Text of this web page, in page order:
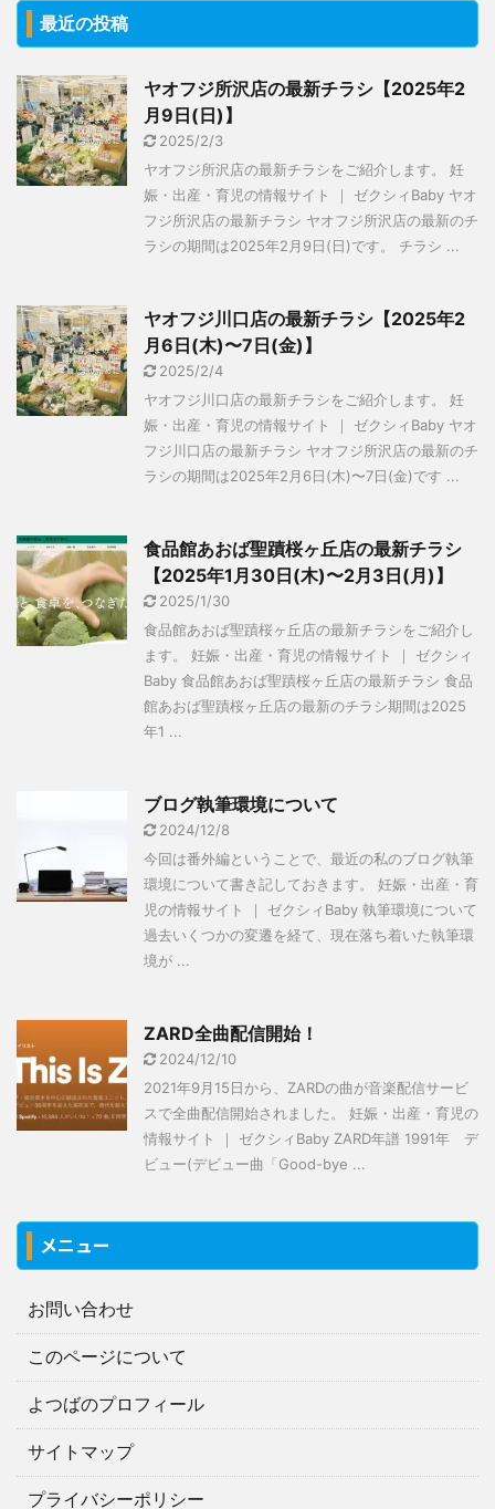
最近の投稿
ヤオフジ所沢店の最新チラシ【2025年2
月9日(日)】
2025/2/3
ヤオフジ所沢店の最新チラシをご紹介します。 妊
娠・出産・育児の情報サイト ｜ ゼクシィBaby ヤオ
フジ所沢店の最新チラシ ヤオフジ所沢店の最新のチ
ラシの期間は2025年2月9日(日)です。 チラシ ...
ヤオフジ川口店の最新チラシ【2025年2
月6日(木)〜7日(金)】
2025/2/4
ヤオフジ川口店の最新チラシをご紹介します。 妊
娠・出産・育児の情報サイト ｜ ゼクシィBaby ヤオ
フジ川口店の最新チラシ ヤオフジ所沢店の最新のチ
ラシの期間は2025年2月6日(木)〜7日(金)です ...
食品館あおば聖蹟桜ヶ丘店の最新チラシ
【2025年1月30日(木)〜2月3日(月)】
2025/1/30
食品館あおば聖蹟桜ヶ丘店の最新チラシをご紹介し
ます。 妊娠・出産・育児の情報サイト ｜ ゼクシィ
Baby 食品館あおば聖蹟桜ヶ丘店の最新チラシ 食品
館あおば聖蹟桜ヶ丘店の最新のチラシ期間は2025
年1 ...
ブログ執筆環境について
2024/12/8
今回は番外編ということで、最近の私のブログ執筆
環境について書き記しておきます。 妊娠・出産・育
児の情報サイト ｜ ゼクシィBaby 執筆環境について
過去いくつかの変遷を経て、現在落ち着いた執筆環
境が ...
ZARD全曲配信開始！
2024/12/10
2021年9月15日から、ZARDの曲が音楽配信サービ
スで全曲配信開始されました。 妊娠・出産・育児の
情報サイト ｜ ゼクシィBaby ZARD年譜 1991年 デ
ビュー(デビュー曲「Good-bye ...
メニュー
お問い合わせ
このページについて
よつばのプロフィール
サイトマップ
プライバシーポリシー